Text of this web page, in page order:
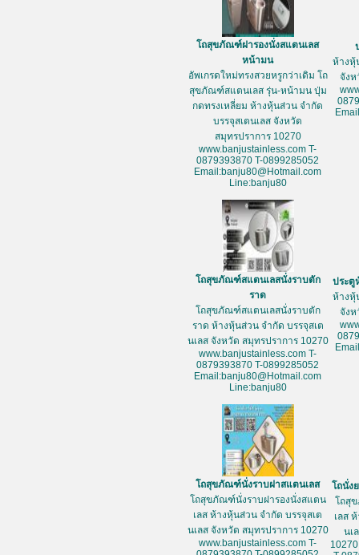
โถสุขภัณฑ์ฝารองนั่งสแตนเลส
หน้ามน
อัพเกรดใหม่ทรงสวยหรูกว่าเดิม โถ
สุขภัณฑ์สแตนเลส รุ่น-หน้ามน ปุ่ม
กดทรงเหลี่ยม ห้างหุ้นส่วน จำกัด
บรรจุสเตนเลส จังหวัด
สมุทรปราการ 10270
www.banjustainless.com T-
0879393870 T-0899285052
Email:banju80@Hotmail.com
Line:banju80
ห้างหุ้
จังห
โถสุขภัณฑ์สแตนเลสนั่งราบตัก
ราด
โถสุขภัณฑ์สแตนเลสนั่งราบตัก
ราด ห้างหุ้นส่วน จำกัด บรรจุสเต
นเลส จังหวัด สมุทรปราการ 10270
www.banjustainless.com T-
0879393870 T-0899285052
Email:banju80@Hotmail.com
Line:banju80
ประตู
ห้างหุ้
จังห
โถสุขภัณฑ์นั่งราบฝาสแตนเลส
โถสุขภัณฑ์นั่งราบฝารองนั่งสแตน
เลส ห้างหุ้นส่วน จำกัด บรรจุสเต
นเลส จังหวัด สมุทรปราการ 10270
www.banjustainless.com T-
โถนั่ง
โถสุ
เลส
นเ